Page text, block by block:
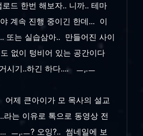
드 한번 해보자.. 니까.. 테마
계속 진행 중이긴 한데... 이
또는 실습삼아.. 만들어진 사이
없이 텅비어 있는 공간이다
시기..하긴 하다.... ㅡ,.ㅡ
제 큰아이가 모 목사의 설교
라는 이유로 톡으로 동영상 전
ㅡ,.ㅡ? 오잉?.. 썸네일에 보